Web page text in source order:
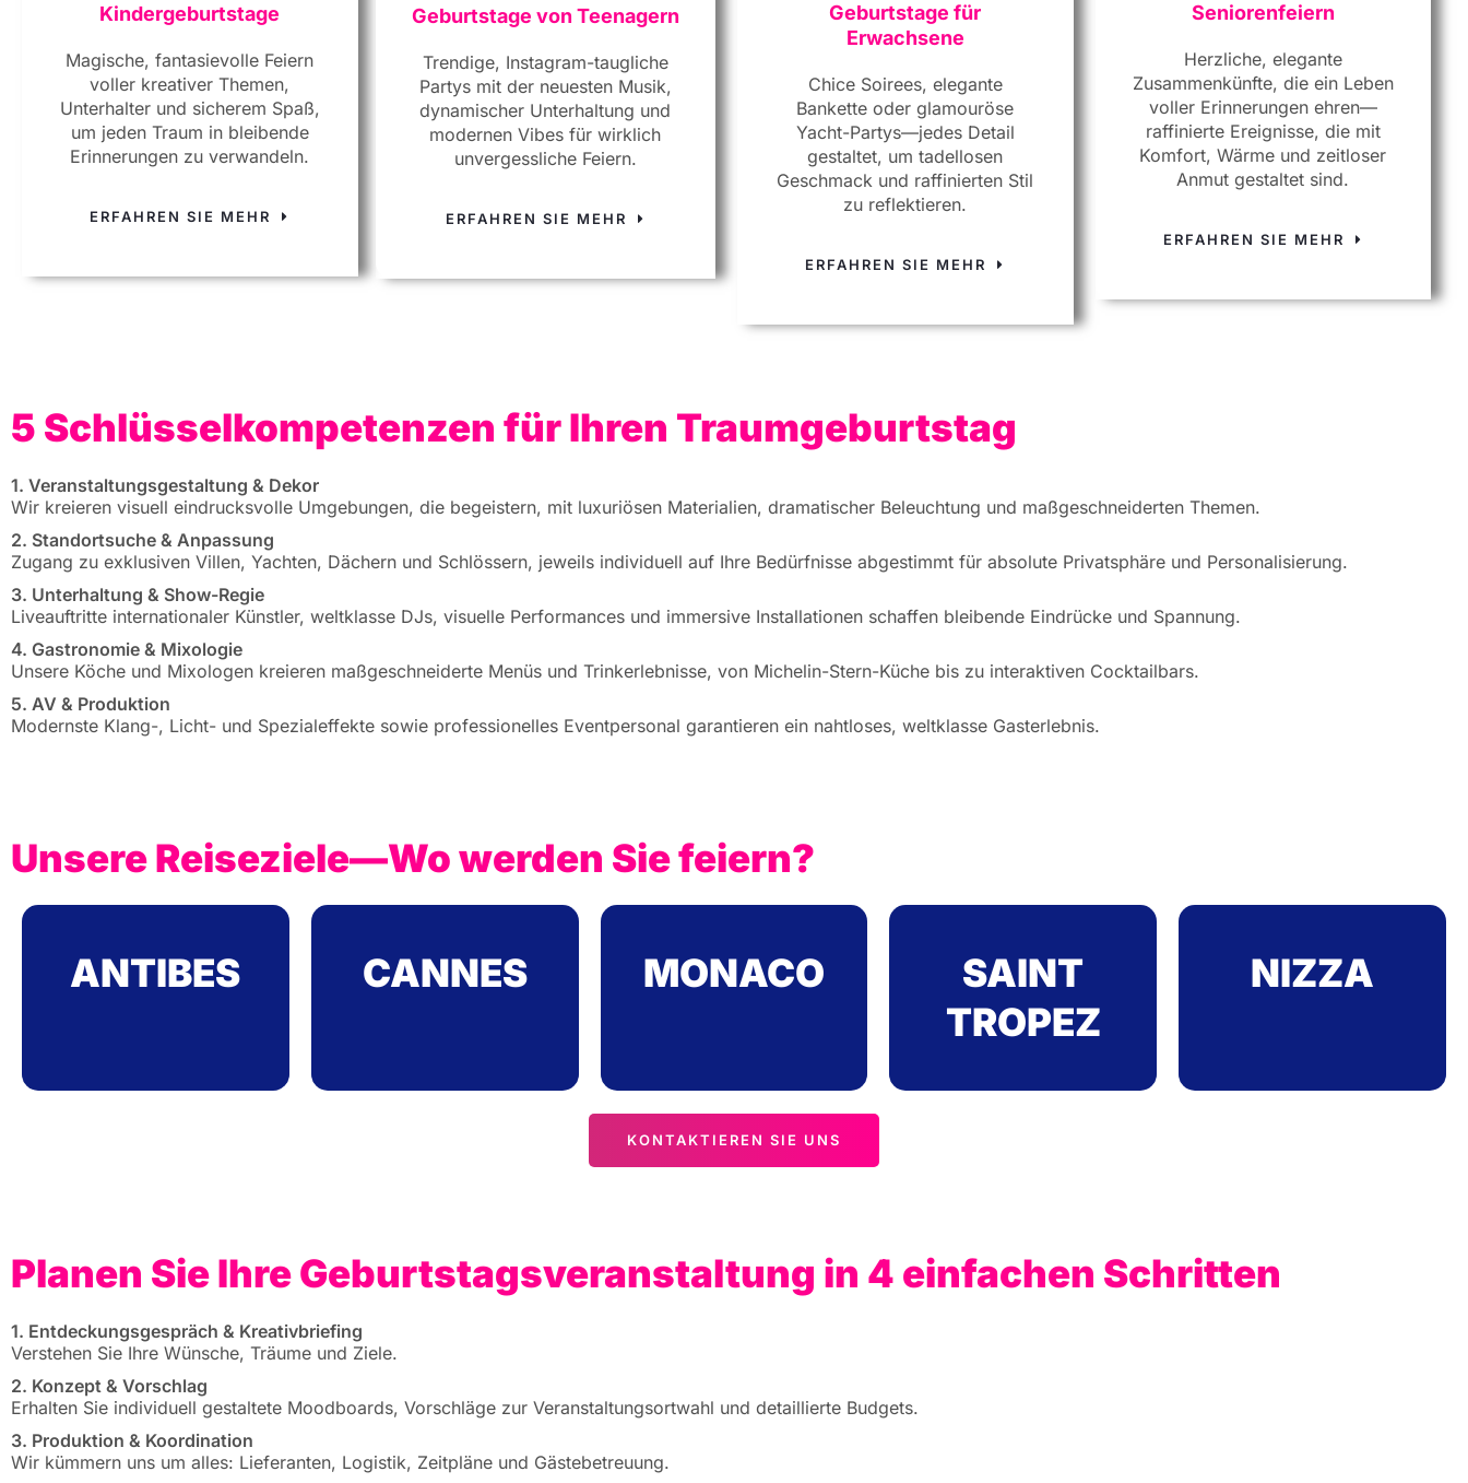
Kindergeburtstage
Magische, fantasievolle Feiern
voller kreativer Themen,
Unterhalter und sicherem Spaß,
um jeden Traum in bleibende
Erinnerungen zu verwandeln.
ERFAHREN SIE MEHR
Geburtstage von Teenagern
Trendige, Instagram-taugliche
Partys mit der neuesten Musik,
dynamischer Unterhaltung und
modernen Vibes für wirklich
unvergessliche Feiern.
ERFAHREN SIE MEHR
Geburtstage für
Erwachsene
Chice Soirees, elegante
Bankette oder glamouröse
Yacht-Partys—jedes Detail
gestaltet, um tadellosen
Geschmack und raffinierten Stil
zu reflektieren.
ERFAHREN SIE MEHR
Seniorenfeiern
Herzliche, elegante
Zusammenkünfte, die ein Leben
voller Erinnerungen ehren—
raffinierte Ereignisse, die mit
Komfort, Wärme und zeitloser
Anmut gestaltet sind.
ERFAHREN SIE MEHR
5 Schlüsselkompetenzen für Ihren Traumgeburtstag
1. Veranstaltungsgestaltung & Dekor
Wir kreieren visuell eindrucksvolle Umgebungen, die begeistern, mit luxuriösen Materialien, dramatischer Beleuchtung und maßgeschneiderten Themen.
2. Standortsuche & Anpassung
Zugang zu exklusiven Villen, Yachten, Dächern und Schlössern, jeweils individuell auf Ihre Bedürfnisse abgestimmt für absolute Privatsphäre und Personalisierung.
3. Unterhaltung & Show-Regie
Liveauftritte internationaler Künstler, weltklasse DJs, visuelle Performances und immersive Installationen schaffen bleibende Eindrücke und Spannung.
4. Gastronomie & Mixologie
Unsere Köche und Mixologen kreieren maßgeschneiderte Menüs und Trinkerlebnisse, von Michelin-Stern-Küche bis zu interaktiven Cocktailbars.
5. AV & Produktion
Modernste Klang-, Licht- und Spezialeffekte sowie professionelles Eventpersonal garantieren ein nahtloses, weltklasse Gasterlebnis.
Unsere Reiseziele—Wo werden Sie feiern?
ANTIBES CANNES MONACO
SAINT
TROPEZ
NIZZA
KONTAKTIEREN SIE UNS
Planen Sie Ihre Geburtstagsveranstaltung in 4 einfachen Schritten
1. Entdeckungsgespräch & Kreativbriefing
Verstehen Sie Ihre Wünsche, Träume und Ziele.
2. Konzept & Vorschlag
Erhalten Sie individuell gestaltete Moodboards, Vorschläge zur Veranstaltungsortwahl und detaillierte Budgets.
3. Produktion & Koordination
Wir kümmern uns um alles: Lieferanten, Logistik, Zeitpläne und Gästebetreuung.